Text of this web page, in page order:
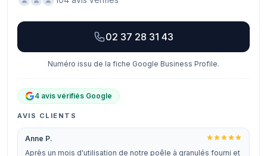
02 37 28 31 43
Numéro issu de la fiche Google Business Profile.
4 avis vérifiés Google
AVIS CLIENTS
Anne P.
Après un mois d'utilisation de notre poêle à granulés fourni et